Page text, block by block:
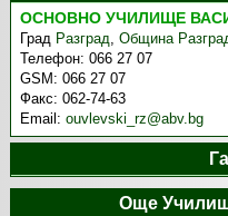
ОСНОВНО УЧИЛИЩЕ
Град Разград,Община
Телефон:066 27 07
GSM:066 27 07
Факс:062-74-63
Email:ouvlevski_rz@abv.bg
Още